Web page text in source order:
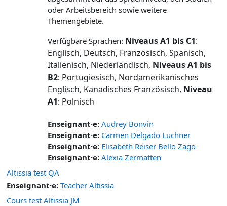
oder Arbeitsbereich sowie weitere
Themengebiete.
Verfügbare Sprachen: Niveaus A1 bis C1:
Englisch, Deutsch, Französisch, Spanisch,
Italienisch, Niederländisch, Niveaus A1 bis
B2: Portugiesisch, Nordamerikanisches
Englisch, Kanadisches Französisch, Niveau
A1: Polnisch
Enseignant·e: Audrey Bonvin
Enseignant·e: Carmen Delgado Luchner
Enseignant·e: Elisabeth Reiser Bello Zago
Enseignant·e: Alexia Zermatten
Altissia test QA
Enseignant·e: Teacher Altissia
Cours test Altissia JM